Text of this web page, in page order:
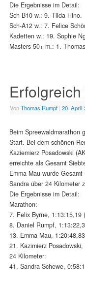
Die Ergebnisse im Detail:
Sch-B10 w.: 9. Tilda Hino.
Sch-A12 w.: 7. Felice
Kadetten w.: 19. Sophie
Masters 50+ m.: 1.
VonThomas Rumpf | 20. April
Beim Spreewaldmarathon
Start. Bei dem schönen
Kaziemierz Posadowski
erreichte als Gesamt
Emma Mau wurde
Sandra über 24 Kilometer
Die Ergebnisse im Detail:
Marathon:
7. Felix Byrne, 1:13:15,19
8. Daniel Rumpf,
13. Emma Mau,
21. Kazimierz
24 Kilometer:
41. Sandra Schewe,